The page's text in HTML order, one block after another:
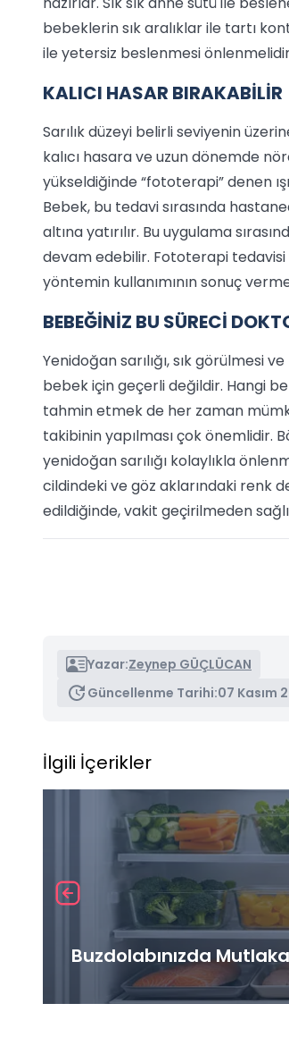
bebeklerin sık aralıklar ile tartı
ile yetersiz beslenmesi
KALICI HASAR BIRAKABİLİR
Sarılık düzeyi belirli seviyenin
kalıcı hasara ve uzun dönemde
yükseldiğinde “fototerapi” denen
Bebek, bu tedavi sırasında
altına yatırılır. Bu uygulama
devam edebilir. Fototerapi tedavisi
yöntemin kullanımının sonuç
BEBEĞİNİZ BU SÜRECİ
Yenidoğan sarılığı, sık
bebek için geçerli değildir. Hangi
tahmin etmek de her zaman
takibinin yapılması çok önemlidir.
yenidoğan sarılığı kolaylıkla
cildindeki ve göz aklarındaki renk
edildiğinde, vakit geçirilmeden
Yazar:Zeynep GÜÇLÜCAN
Güncellenme Tarihi:07 Kasım
İlgili İçerikler
Buzdolabınızda